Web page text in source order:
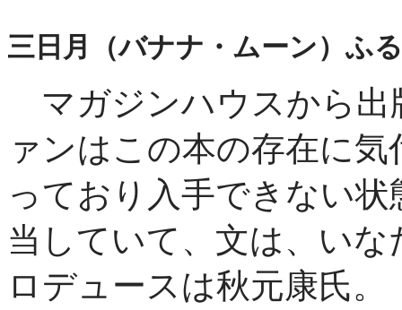
三日月（バナナ・ムーン）ふ
マガジンハウスから出
ァンはこの本の存在に
っており入手できない
当していて、文は、い
ロデュースは秋元康氏。